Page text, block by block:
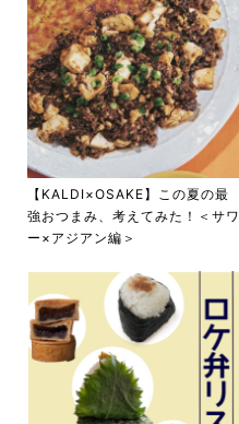
【KALDI×OSAKE】この夏の最
強おつまみ、考えてみた！＜サワ
ー×アジアン編＞